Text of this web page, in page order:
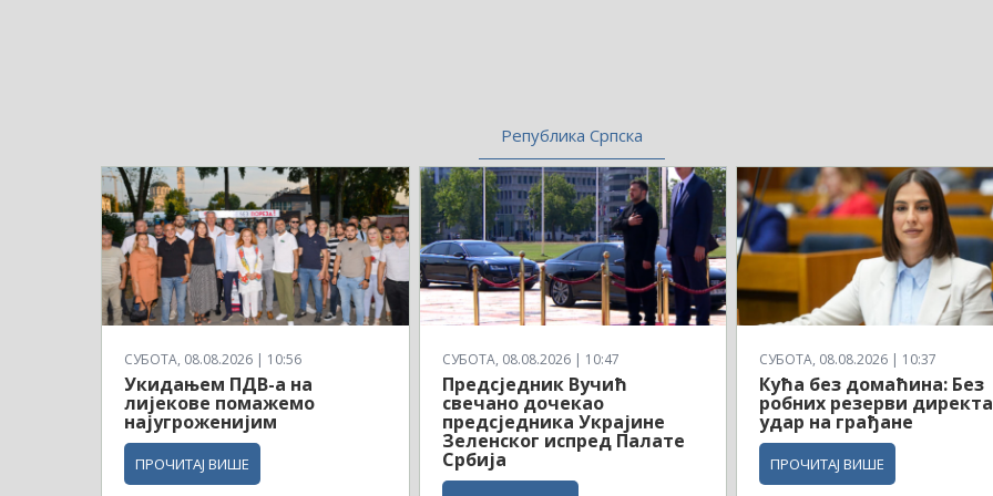
Република Српска
СУБОТА, 08.08.2026 | 10:56
Укидањем ПДВ-а на
лијекове помажемо
најугроженијим
ПРОЧИТАЈ ВИШЕ
СУБОТА, 08.08.2026 | 10:47
Предсједник Вучић
свечано дочекао
предсједника Украјине
Зеленског испред Палате
Србија
СУБОТА, 08.08.2026 | 10:37
Кућа без домаћина: Без
робних резерви
удар на грађане
ПРОЧИТАЈ ВИШЕ